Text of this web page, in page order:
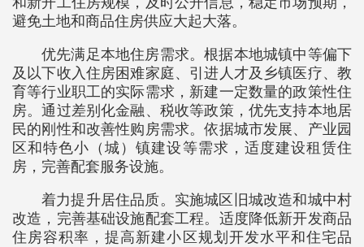
避免土地和商品住房供应大起大落。
优先满足本地住房需求。根据本地城镇中等偏下
及以下收入住房困难家庭、引进人才及乡镇医疗、教
育等行业职工的实际需求，新建一定数量的政策性住
房。通过差别化金融、税收等政策，优先支持本地居
民的刚性和改善性购房需求。依据城市发展、产业园
区和特色小（城）镇建设等需求，适度建设租赁住
房，完善配套服务设施。
着力提升居住品质。实施城区旧城改造和城中村
改造，完善基础设施配套工程。适度降低新开发商品
住房容积率，提高新建小区规划开发水平和住宅品